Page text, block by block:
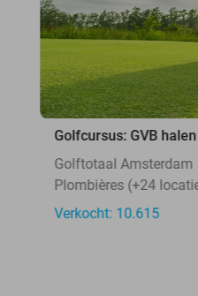
Golfcursus: GVB
Golftotaal Amsterdam
Plombières (+24
Verkocht: 10.615